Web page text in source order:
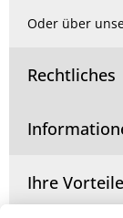
Oder über
Rechtliches
Ihre Vorteile